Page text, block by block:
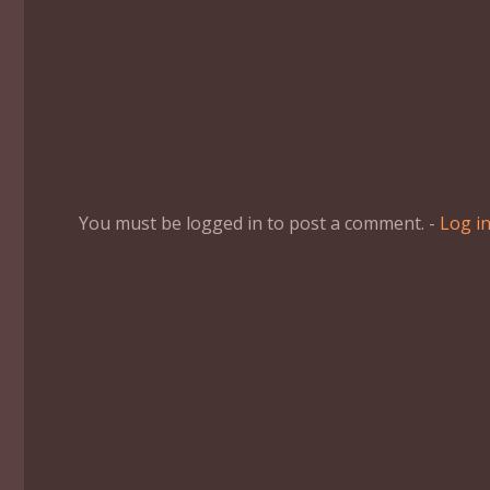
You must be logged in to post a comment. - Log in